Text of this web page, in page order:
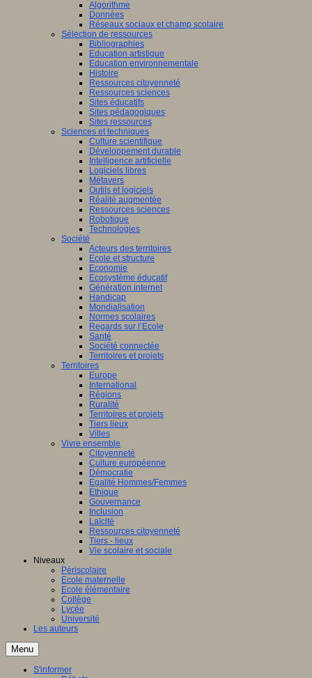
Algorithme
Données
Réseaux sociaux et champ scolaire
Sélection de ressources
Bibliographies
Education artistique
Education environnementale
Histoire
Ressources citoyenneté
Ressources sciences
Sites éducatifs
Sites pédagogiques
Sites ressources
Sciences et techniques
Culture scientifique
Développement durable
Intelligence artificielle
Logiciels libres
Métavers
Outils et logiciels
Réalité augmentée
Ressources sciences
Robotique
Technologies
Société
Acteurs des territoires
Ecole et structure
Economie
Ecosystème éducatif
Génération internet
Handicap
Mondialisation
Normes scolaires
Regards sur l’Ecole
Santé
Société connectée
Territoires et projets
Territoires
Europe
International
Régions
Ruralité
Territoires et projets
Tiers lieux
Villes
Vivre ensemble
Citoyenneté
Culture européenne
Démocratie
Egalité Hommes/Femmes
Ethique
Gouvernance
Inclusion
Laïcité
Ressources citoyenneté
Tiers - lieux
Vie scolaire et sociale
Niveaux
Périscolaire
Ecole maternelle
Ecole élémentaire
Collège
Lycée
Université
Les auteurs
Menu
S'informer